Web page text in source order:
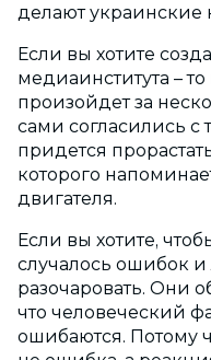
делают украинские
Если вы хотите
медиаинститута –
произойдет за
сами согласились с
придется
которого
двигателя.
Если вы хотите,
случалось ошибок и
разочаровать. Они
что человеческий
ошибаются. Потому